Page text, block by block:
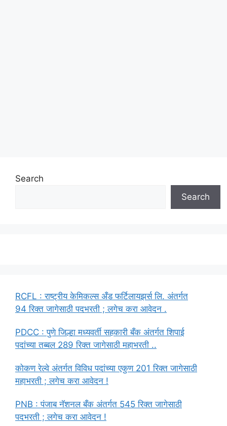
Search
Search
RCFL : राष्ट्रीय केमिकल्स अँड फर्टिलायझर्स लि. अंतर्गत
94 रिक्त जागेसाठी पदभरती ; लगेच करा आवेदन .
PDCC : पुणे जिल्हा मध्यवर्ती सहकारी बँक अंतर्गत शिपाई
पदांच्या तब्बल 289 रिक्त जागेसाठी महाभरती ..
कोकण रेल्वे अंतर्गत विविध पदांच्या एकुण 201 रिक्त जागेसाठी
महाभरती ; लगेच करा आवेदन !
PNB : पंजाब नॅशनल बँक अंतर्गत 545 रिक्त जागेसाठी
पदभरती ; लगेच करा आवेदन !